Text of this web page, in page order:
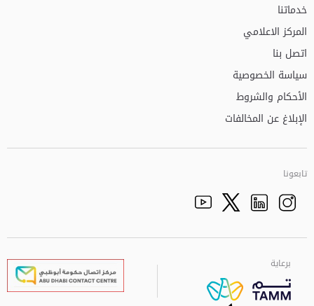
خدماتنا
المركز الاعلامي
اتصل بنا
سياسة الخصوصية
الأحكام والشروط
الإبلاغ عن المخالفات
تابعونا
Facebook
Instagramالذهاب الى تم
Twitter
Youtube
برعاية
برعاية